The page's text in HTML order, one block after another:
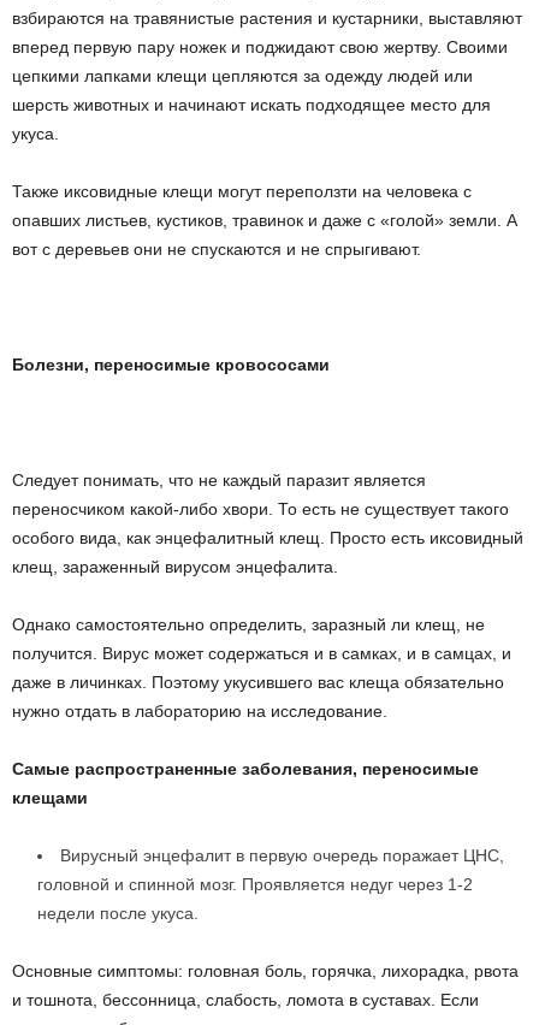
взбираются на травянистые растения и кустарники, выставляют
вперед первую пару ножек и поджидают свою жертву. Своими
цепкими лапками клещи цепляются за одежду людей или
шерсть животных и начинают искать подходящее место для
укуса.
Также иксовидные клещи могут переползти на человека с
опавших листьев, кустиков, травинок и даже с «голой» земли. А
вот с деревьев они не спускаются и не спрыгивают.
Болезни, переносимые кровососами
Следует понимать, что не каждый паразит является
переносчиком какой-либо хвори. То есть не существует такого
особого вида, как энцефалитный клещ. Просто есть иксовидный
клещ, зараженный вирусом энцефалита.
Однако самостоятельно определить, заразный ли клещ, не
получится. Вирус может содержаться и в самках, и в самцах, и
даже в личинках. Поэтому укусившего вас клеща обязательно
нужно отдать в лабораторию на исследование.
Самые распространенные заболевания, переносимые
клещами
Вирусный энцефалит в первую очередь поражает ЦНС,
головной и спинной мозг. Проявляется недуг через 1-2
недели после укуса.
Основные симптомы: головная боль, горячка, лихорадка, рвота
и тошнота, бессонница, слабость, ломота в суставах. Если